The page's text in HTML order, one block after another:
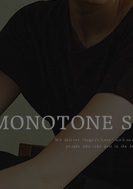
We deliver "Angel's Love" with
people who take part in the